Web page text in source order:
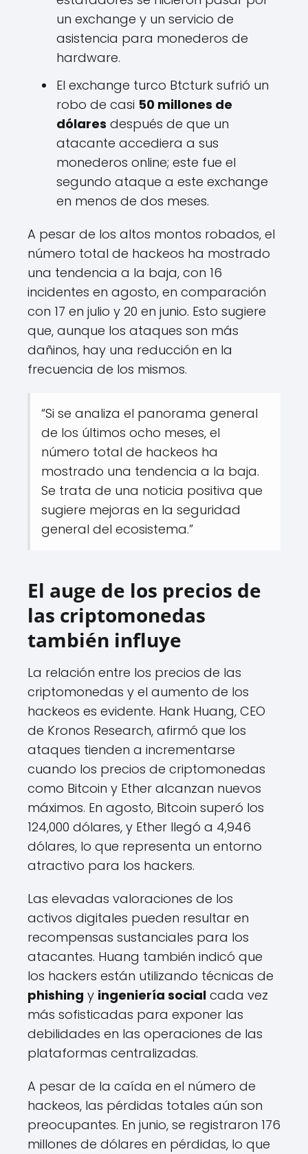
un exchange y un servicio de
asistencia para monederos de
hardware.
El exchange turco Btcturk sufrió un
robo de casi 50 millones de
dólares después de que un
atacante accediera a sus
monederos online; este fue el
segundo ataque a este exchange
en menos de dos meses.
A pesar de los altos montos robados, el
número total de hackeos ha mostrado
una tendencia a la baja, con 16
incidentes en agosto, en comparación
con 17 en julio y 20 en junio. Esto sugiere
que, aunque los ataques son más
dañinos, hay una reducción en la
frecuencia de los mismos.
“Si se analiza el panorama general
de los últimos ocho meses, el
número total de hackeos ha
mostrado una tendencia a la baja.
Se trata de una noticia positiva que
sugiere mejoras en la seguridad
general del ecosistema.”
El auge de los precios de
las criptomonedas
también influye
La relación entre los precios de las
criptomonedas y el aumento de los
hackeos es evidente. Hank Huang, CEO
de Kronos Research, afirmó que los
ataques tienden a incrementarse
cuando los precios de criptomonedas
como Bitcoin y Ether alcanzan nuevos
máximos. En agosto, Bitcoin superó los
124,000 dólares, y Ether llegó a 4,946
dólares, lo que representa un entorno
atractivo para los hackers.
Las elevadas valoraciones de los
activos digitales pueden resultar en
recompensas sustanciales para los
atacantes. Huang también indicó que
los hackers están utilizando técnicas de
phishing y ingeniería social cada vez
más sofisticadas para exponer las
debilidades en las operaciones de las
plataformas centralizadas.
A pesar de la caída en el número de
hackeos, las pérdidas totales aún son
preocupantes. En junio, se registraron 176
millones de dólares en pérdidas, lo que